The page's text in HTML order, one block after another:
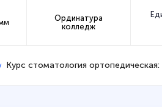
Ординатура
колледж
Курс стоматология